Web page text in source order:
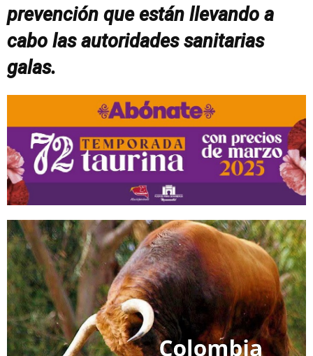
prevención que están llevando a
cabo las autoridades sanitarias
galas.